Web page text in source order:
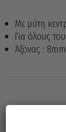
Με μύτη
Για όλους
Άξονας : 8mm